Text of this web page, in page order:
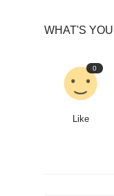
WHAT'S
0
Like